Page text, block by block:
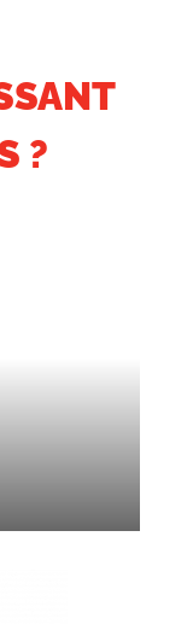
?